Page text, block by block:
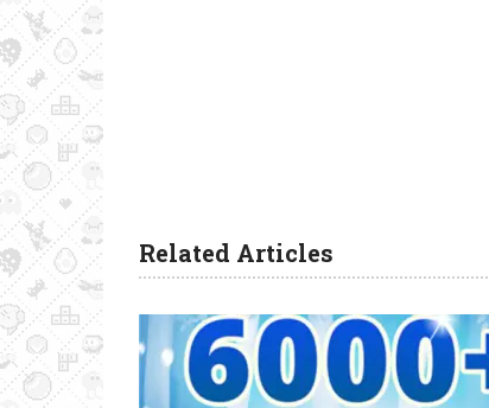
Related Articles